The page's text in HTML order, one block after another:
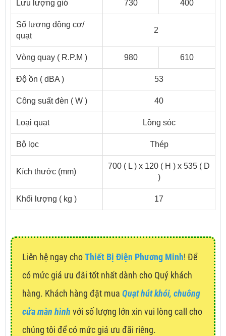
Lưu lượng gió 730 400
Số lượng động cơ/
quạt
2
Vòng quay ( R.P.M ) 980 610
Độ ồn ( dBA ) 53
Công suất đèn ( W ) 40
Loại quạt Lồng sóc
Bộ lọc Thép
Kích thước (mm)
700 ( L ) x 120 ( H ) x 535 ( D
)
Khối lượng ( kg ) 17
Liên hệ ngay choThiết Bị Điện Phương Minh! Để
có mức giá ưu đãi tốt nhất dành cho Quý khách
hàng. Khách hàng đặt mua Quạt hút khói, chuông
cửa màn hình với số lượng lớn xin vui lòng call cho
chúng tôi để có mức giá ưu đãi riêng.